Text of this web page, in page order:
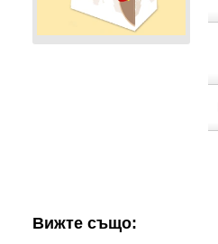
Вижте също: